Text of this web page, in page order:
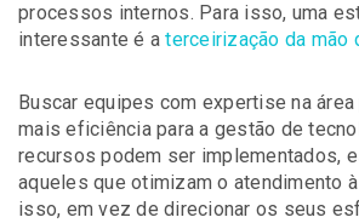
processos internos. Para isso, uma
interessante é aterceirização da mão
Buscar equipes com expertise na
mais eficiência para a gestão de
recursos podem ser implementados,
aqueles que otimizam o atendimento
isso, em vez de direcionar os seus